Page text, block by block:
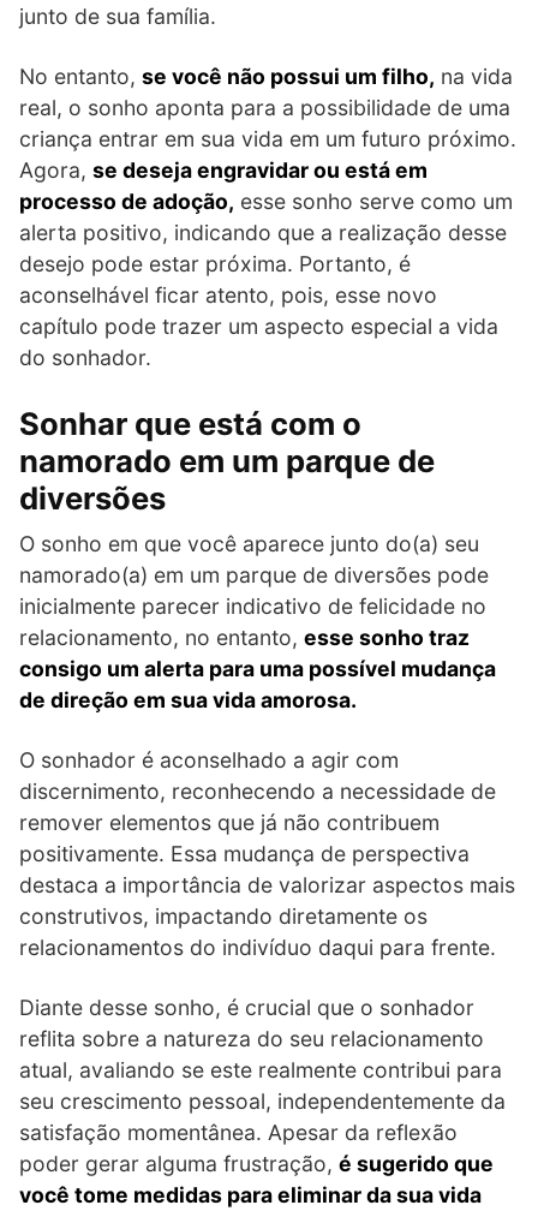
junto de sua família.
No entanto, se você não possui um filho, na vida
real, o sonho aponta para a possibilidade de uma
criança entrar em sua vida em um futuro próximo.
Agora, se deseja engravidar ou está em
processo de adoção, esse sonho serve como um
alerta positivo, indicando que a realização desse
desejo pode estar próxima. Portanto, é
aconselhável ficar atento, pois, esse novo
capítulo pode trazer um aspecto especial a vida
do sonhador.
Sonhar que está com o
namorado em um parque de
diversões
O sonho em que você aparece junto do(a) seu
namorado(a) em um parque de diversões pode
inicialmente parecer indicativo de felicidade no
relacionamento, no entanto, esse sonho traz
consigo um alerta para uma possível mudança
de direção em sua vida amorosa.
O sonhador é aconselhado a agir com
discernimento, reconhecendo a necessidade de
remover elementos que já não contribuem
positivamente. Essa mudança de perspectiva
destaca a importância de valorizar aspectos mais
construtivos, impactando diretamente os
relacionamentos do indivíduo daqui para frente.
Diante desse sonho, é crucial que o sonhador
reflita sobre a natureza do seu relacionamento
atual, avaliando se este realmente contribui para
seu crescimento pessoal, independentemente da
satisfação momentânea. Apesar da reflexão
poder gerar alguma frustração, é sugerido que
você tome medidas para eliminar da sua vida